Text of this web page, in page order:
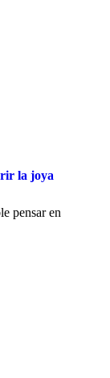
la joya
pensar en